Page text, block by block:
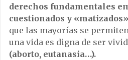
derechos fundamentales
cuestionados y «matizados»
que las mayorías se
una vida es digna de ser
(aborto, eutanasia…).